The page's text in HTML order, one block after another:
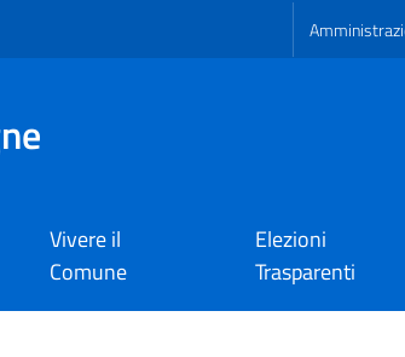
Vivere il
Comune
Elezioni
Trasparenti